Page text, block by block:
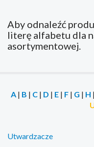
Aby odnaleźć
literę alfabetu dla
asortymentowej.
A| B | C| D | E| F| G | H |
Utwardzacze